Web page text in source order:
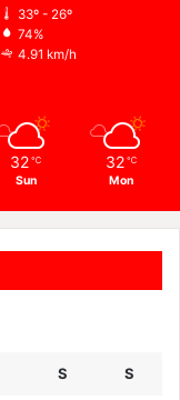
33º - 26º
74%
4.91 km/h
32 ℃
Sun
32 ℃
Mon
S S